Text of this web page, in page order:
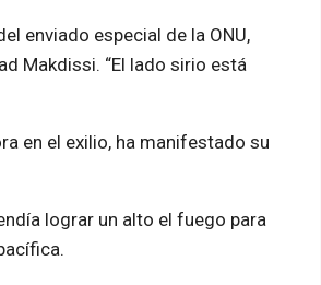
enviado especial de la ONU,
Makdissi. “El lado sirio está
en el exilio, ha manifestado su
lograr un alto el fuego para